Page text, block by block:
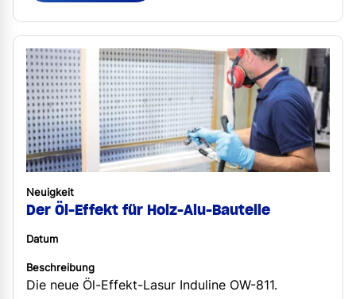
Neuigkeit
Der Öl-Effekt für Holz-Alu-Bauteile
Datum
Beschreibung
Die neue Öl-Effekt-Lasur Induline OW-811.